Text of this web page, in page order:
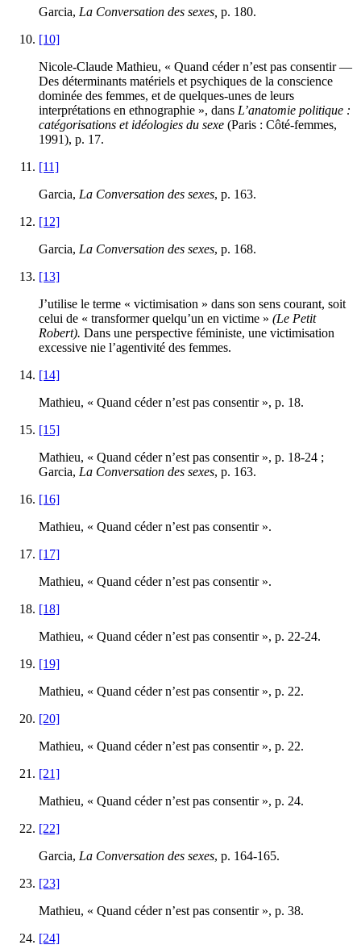
Garcia, La Conversation des sexes, p. 180.
[10]
Nicole-Claude Mathieu, « Quand céder n’est pas consentir —
Des déterminants matériels et psychiques de la conscience
dominée des femmes, et de quelques-unes de leurs
interprétations en ethnographie », dans L’anatomie politique :
catégorisations et idéologies du sexe (Paris : Côté-femmes,
1991), p. 17.
[11]
Garcia, La Conversation des sexes, p. 163.
[12]
Garcia, La Conversation des sexes, p. 168.
[13]
J’utilise le terme « victimisation » dans son sens courant, soit
celui de « transformer quelqu’un en victime » (Le Petit
Robert). Dans une perspective féministe, une victimisation
excessive nie l’agentivité des femmes.
[14]
Mathieu, « Quand céder n’est pas consentir », p. 18.
[15]
Mathieu, « Quand céder n’est pas consentir », p. 18‑24 ;
Garcia, La Conversation des sexes, p. 163.
[16]
Mathieu, « Quand céder n’est pas consentir ».
[17]
Mathieu, « Quand céder n’est pas consentir ».
[18]
Mathieu, « Quand céder n’est pas consentir », p. 22‑24.
[19]
Mathieu, « Quand céder n’est pas consentir », p. 22.
[20]
Mathieu, « Quand céder n’est pas consentir », p. 22.
[21]
Mathieu, « Quand céder n’est pas consentir », p. 24.
[22]
Garcia, La Conversation des sexes, p. 164‑165.
[23]
Mathieu, « Quand céder n’est pas consentir », p. 38.
[24]